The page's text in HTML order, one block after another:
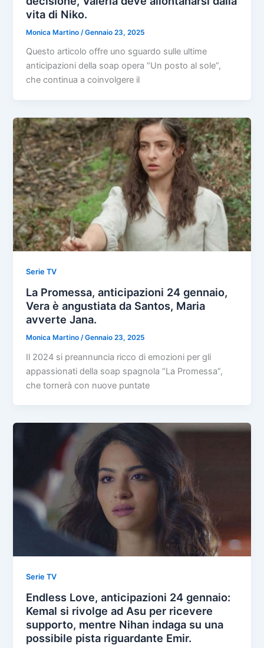
vita di Niko.
Monica Martino /Gennaio 23, 2025
Questo articolo offre uno sguardo sulle ultime
anticipazioni della soap opera “Un posto al sole”,
che continua a coinvolgere il
Serie TV
La Promessa, anticipazioni 24 gennaio,
Vera è angustiata da Santos, Maria
avverte Jana.
Monica Martino /Gennaio 23, 2025
Il 2024 si preannuncia ricco di emozioni per gli
appassionati della soap spagnola “La Promessa”,
che tornerà con nuove puntate
Serie TV
Endless Love, anticipazioni 24 gennaio:
Kemal si rivolge ad Asu per ricevere
supporto, mentre Nihan indaga su una
possibile pista riguardante Emir.